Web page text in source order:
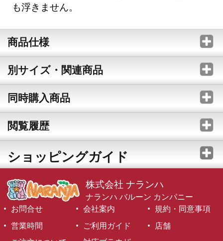
も浮きません。
商品仕様
別サイズ・関連商品
同時購入商品
閲覧履歴
ショッピングガイド
株式会社 ナランハ
ナランハ バルーン カンパニー
お問合せ
会社案内
規約・同意事項
営業時間
ご利用ガイド
店舗